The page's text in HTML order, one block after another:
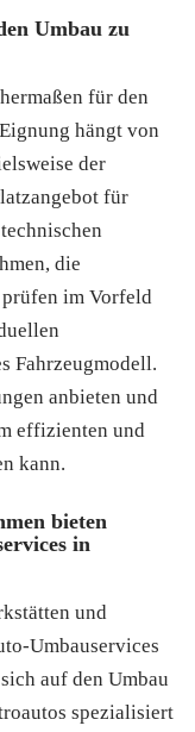
Umbau zu
für den
hängt von
der
für
die
im Vorfeld
Fahrzeugmodell.
anbieten und
effizienten und
kann.
bieten
in
und
Umbauservices
auf den Umbau
spezialisiert